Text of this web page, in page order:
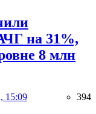
на 31%,
8 млн
15:09 394